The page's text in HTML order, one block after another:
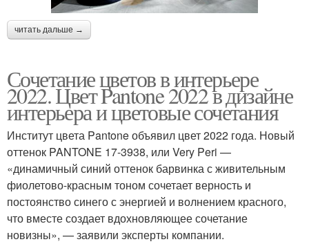
читать дальше →
Сочетание цветов в интерьере
2022. Цвет Pantone 2022 в дизайне
интерьера и цветовые сочетания
Институт цвета Pantone объявил цвет 2022 года. Новый
оттенок PANTONE 17-3938, или Very Peri —
«динамичный синий оттенок барвинка с живительным
фиолетово-красным тоном сочетает верность и
постоянство синего с энергией и волнением красного,
что вместе создает вдохновляющее сочетание
новизны», — заявили эксперты компании.